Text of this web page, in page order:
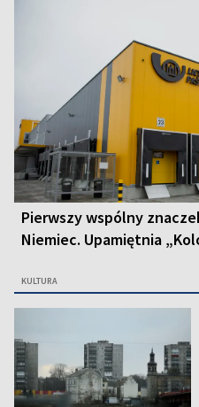
Pierwszy wspólny
Niemiec. Upamiętnia
KULTURA